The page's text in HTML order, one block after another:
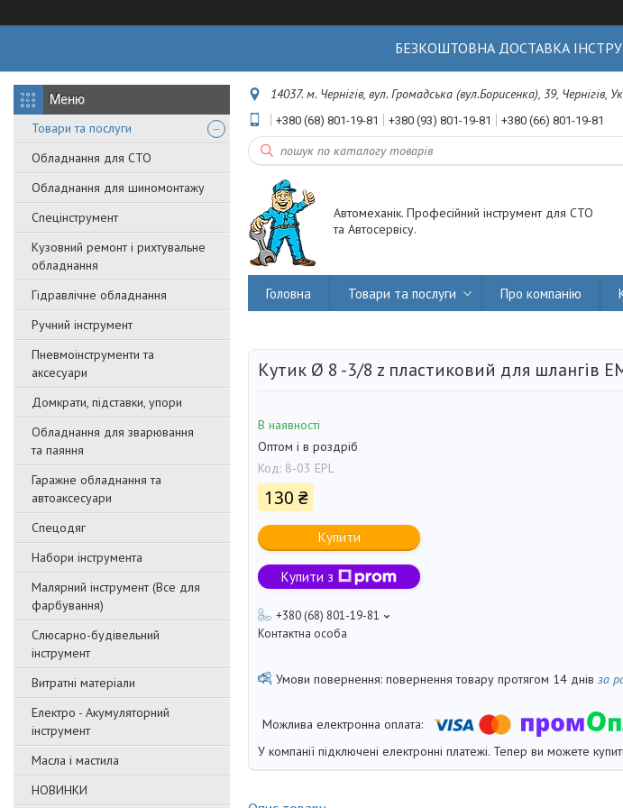
БЕЗКОШТОВНА ДОСТАВКА
Товари та послуги
Обладнання для СТО
Обладнання для шиномонтажу
Спецінструмент
Кузовний ремонт і рихтувальне
обладнання
Гідравлічне обладнання
Ручний інструмент
Пневмоінструменти та
аксесуари
Домкрати, підставки, упори
Обладнання для зварювання
та паяння
Гаражне обладнання та
автоаксесуари
Спецодяг
Набори інструмента
Малярний інструмент (Все для
фарбування)
Слюсарно-будівельний
інструмент
Витратні матеріали
Електро - Акумуляторний
інструмент
Масла і мастила
НОВИНКИ
14037. м. Чернігів, вул. Громадська (вул.Борисенка), 39, Чернігів,
+380 (68) 801-19-81 +380 (93) 801-19-81 +380 (66) 801-19-81
Автомеханік. Професійний інструмент для СТО
та Автосервісу.
Головна Товари та послуги Про компанію
Кутик Ø 8 -3/8 z пластиковий для шлангів
В наявності
Оптом і в роздріб
Код: 8-03 EPL
130 ₴
Купити
Купити з
+380 (68) 801-19-81
Контактна особа
повернення товару протягом 14 днів за
У компанії підключені електронні платежі. Тепер ви можете